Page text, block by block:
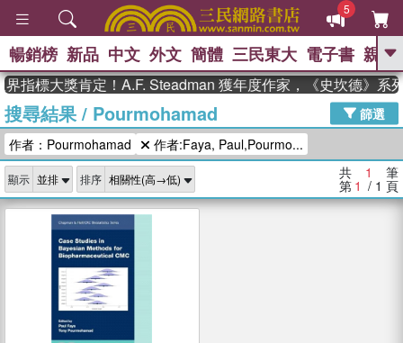
5
GO
熱搜： 東野圭吾 The Odyssey 、
父親節 、 如果歷史是一群喵 、 暑期
推薦 、 國際布克獎 臺灣漫遊錄
念華 、 台灣的李登輝時代 、 數學女
孩：黎曼猜想
偉大的迷走神經
暢銷榜 新品 中文 外文 簡體 三民東大 電子書 親子
指標大獎肯定！A.F. Steadman 獲年度作家，《史坎德》系
搜尋結果/ Pourmohamad
篩選
作者：Pourmohamad
作者:Faya, Paul,Pourmo...
顯示 排序 共 1 筆
第 1 / 1 頁